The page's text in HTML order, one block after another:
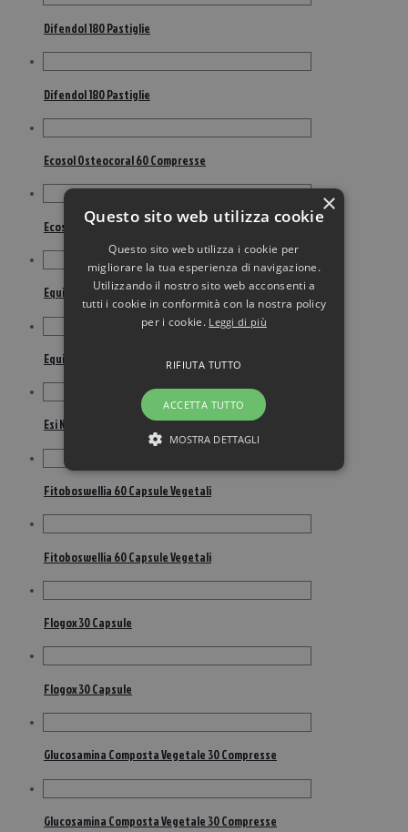
Difendol 180 Pastiglie
Difendol 180 Pastiglie
Ecosol Osteocoral 60 Compresse
Ecosol Osteocoral 60 Compresse
Equiseto Estratto Secco 60 Tavolette
Equiseto Estratto Secco 60 Tavolette
Esi No Dol Curcuma 30 Naturcaps Liquid
Fitoboswellia 60 Capsule Vegetali
Fitoboswellia 60 Capsule Vegetali
Flogox 30 Capsule
Flogox 30 Capsule
Glucosamina Composta Vegetale 30 Compresse
Glucosamina Composta Vegetale 30 Compresse
×
Questo sito web utilizza cookie
Questo sito web utilizza i cookie per
migliorare la tua esperienza di navigazione.
Utilizzando il nostro sito web acconsenti a
tutti i cookie in conformità con la nostra policy
per i cookie. Leggi di più
ACCETTA TUTTO
RIFIUTA TUTTO
MOSTRA DETTAGLI